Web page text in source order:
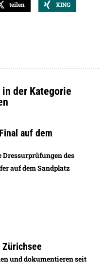
teilen
XING
der Kategorie
auf dem
Dressurprüfungen des
auf dem Sandplatz
und dokumentieren seit